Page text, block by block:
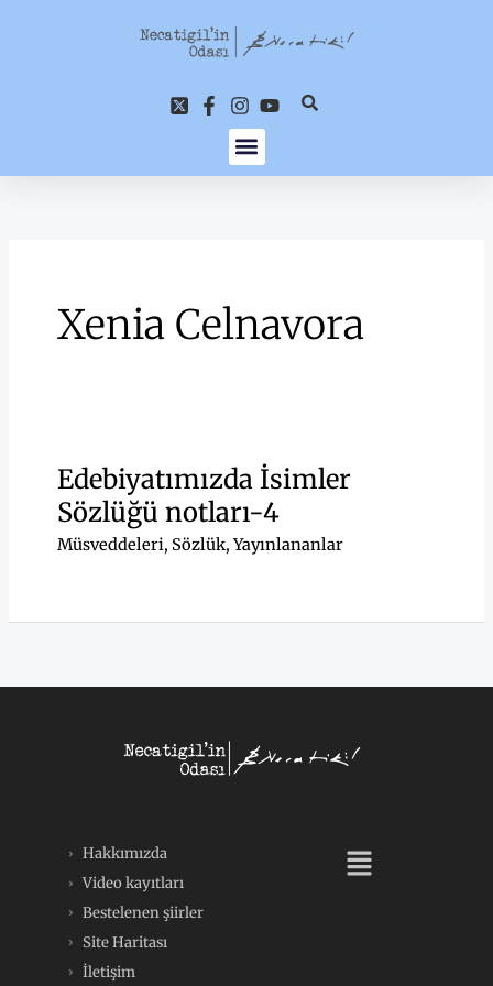
Xenia Celnavora
Edebiyatımızda İsimler
Sözlüğü notları-4
Müsveddeleri, Sözlük,Yayınlananlar
Hakkımızda
Video kayıtları
Bestelenen şiirler
Site Haritası
İletişim
Menü